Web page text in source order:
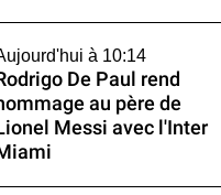
à 10:14
De Paul rend
au père de
Messi avec l'Inter